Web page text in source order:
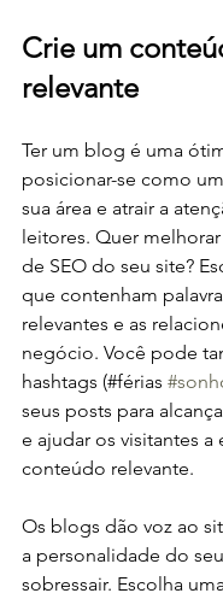
Crie um
relevante
Ter um blog é uma
posicionar-se como
sua área e atrair a
leitores. Quer
de SEO do seu site?
que contenham
relevantes e as
negócio. Você pode
hashtags (#férias
seus posts para
e ajudar os visitantes a
conteúdo relevante.
Os blogs dão voz ao
a personalidade do
sobressair. Escolha